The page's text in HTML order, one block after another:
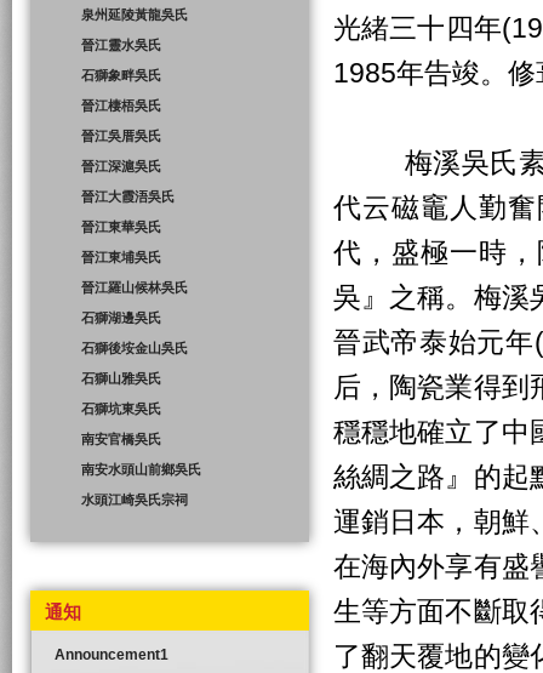
光緒三十四年
1985年告竣。
梅溪吳氏素有
代云磁竈人勤
代，盛極一時
吳』之稱。梅溪
晉武帝泰始元
后，陶瓷業得到
穩穩地確立了中
絲綢之路』的起
運銷日本，朝鮮
在海內外享有盛
生等方面不斷取
了翻天覆地的變
泉州延陵黃龍吳氏
晉江靈水吳氏
石獅象畔吳氏
晉江棲梧吳氏
晉江吳厝吳氏
晉江深滬吳氏
晉江大霞浯吳氏
晉江東華吳氏
晉江東埔吳氏
晉江羅山候林吳氏
石獅湖邊吳氏
石獅後垵金山吳氏
石獅山雅吳氏
石獅坑東吳氏
南安官橋吳氏
南安水頭山前鄉吳氏
水頭江崎吳氏宗祠
通知
Announcement1